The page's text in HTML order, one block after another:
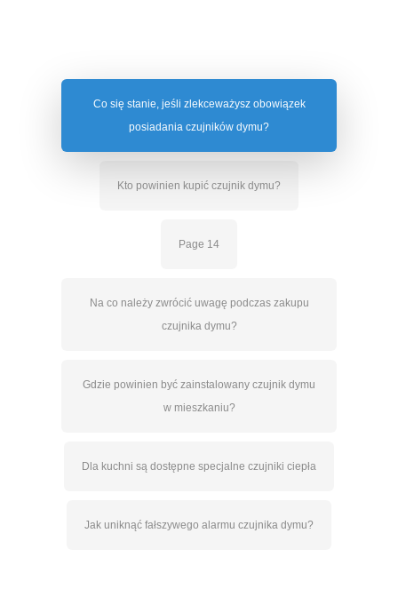
Co się stanie, jeśli zlekceważysz obowiązek
posiadania czujników dymu?
Kto powinien kupić czujnik dymu?
Page 14
Na co należy zwrócić uwagę podczas zakupu
czujnika dymu?
Gdzie powinien być zainstalowany czujnik dymu
w mieszkaniu?
Dla kuchni są dostępne specjalne czujniki ciepła
Jak uniknąć fałszywego alarmu czujnika dymu?